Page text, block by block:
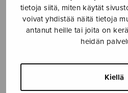
tietoja siitä, miten käytät
voivat yhdistää näitä tietoja
antanut heille tai joita on
heidän
Kiellä
Sulasoi 12